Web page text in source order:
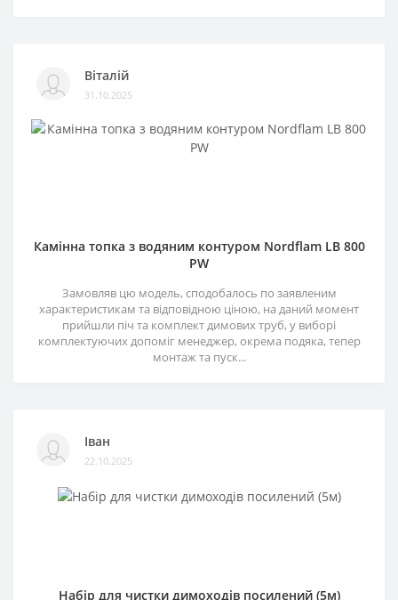
Віталій
31.10.2025
Камінна топка з водяним контуром Nordflam LB 800
PW
Замовляв цю модель, сподобалось по заявленим
характеристикам та відповідною ціною, на даний момент
прийшли піч та комплект димових труб, у виборі
комплектуючих допоміг менеджер, окрема подяка, тепер
монтаж та пуск...
Іван
22.10.2025
Набір для чистки димоходів посилений (5м)